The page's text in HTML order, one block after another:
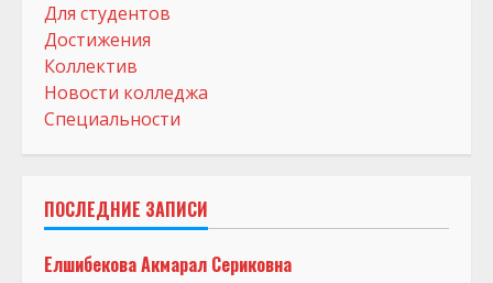
Для студентов
Достижения
Коллектив
Новости колледжа
Специальности
ПОСЛЕДНИЕ ЗАПИСИ
Елшибекова Акмарал Сериковна